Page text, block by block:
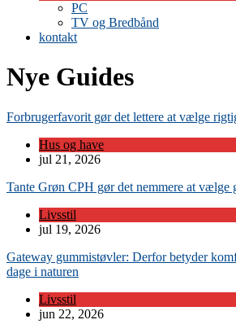
PC
TV og Bredbånd
kontakt
Nye Guides
Forbrugerfavorit gør det lettere at vælge
Hus og have
jul 21, 2026
Tante Grøn CPH gør det nemmere at vælge
Livsstil
jul 19, 2026
Gateway gummistøvler: Derfor betyder
dage i naturen
Livsstil
jun 22, 2026